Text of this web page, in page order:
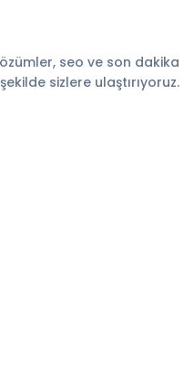
seo ve son dakika
sizlere ulaştırıyoruz.